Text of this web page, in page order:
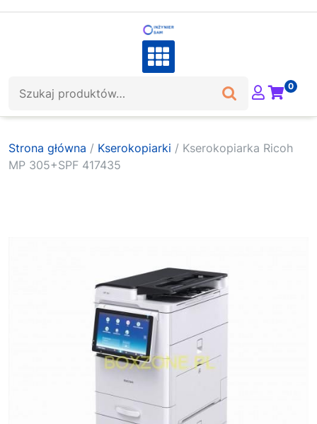
0
Strona główna / Kserokopiarki / Kserokopiarka Ricoh
MP 305+SPF 417435